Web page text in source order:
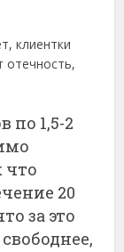
клиентки
отечность,
по 1,5-2
что
20
за это